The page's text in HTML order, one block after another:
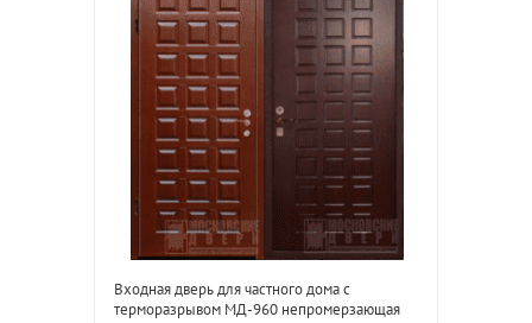
Входная дверь для частного дома с
терморазрывом МД-960 непромерзающая